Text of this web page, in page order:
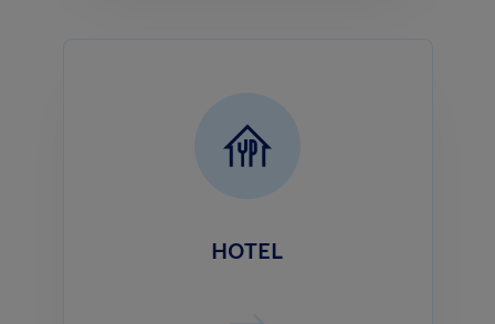
HOTEL